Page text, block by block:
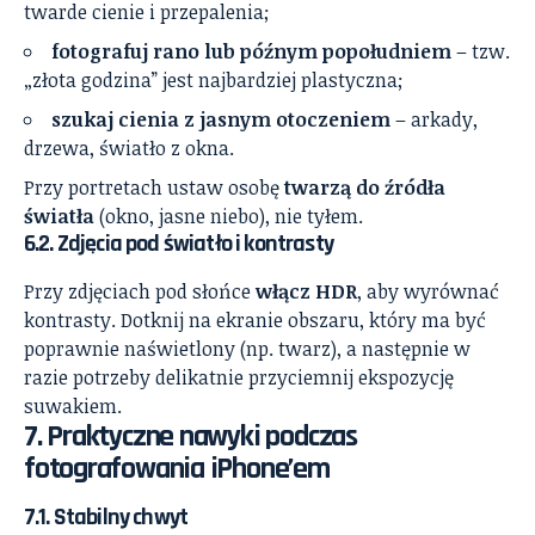
twarde cienie i przepalenia;
fotografuj rano lub późnym popołudniem– tzw.
„złota godzina” jest najbardziej plastyczna;
szukaj cienia z jasnym otoczeniem– arkady,
drzewa, światło z okna.
Przy portretach ustaw osobętwarzą do źródła
światła(okno, jasne niebo), nie tyłem.
6.2. Zdjęcia pod światło i kontrasty
Przy zdjęciach pod słońcewłącz HDR, aby wyrównać
kontrasty. Dotknij na ekranie obszaru, który ma być
poprawnie naświetlony (np. twarz), a następnie w
razie potrzeby delikatnie przyciemnij ekspozycję
suwakiem.
7. Praktyczne nawyki podczas
fotografowania iPhone’em
7.1. Stabilny chwyt